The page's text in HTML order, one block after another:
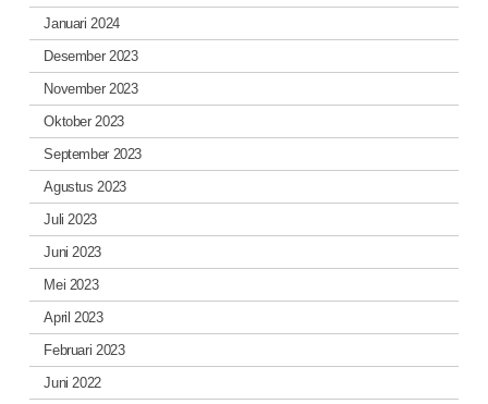
Januari 2024
Desember 2023
November 2023
Oktober 2023
September 2023
Agustus 2023
Juli 2023
Juni 2023
Mei 2023
April 2023
Februari 2023
Juni 2022